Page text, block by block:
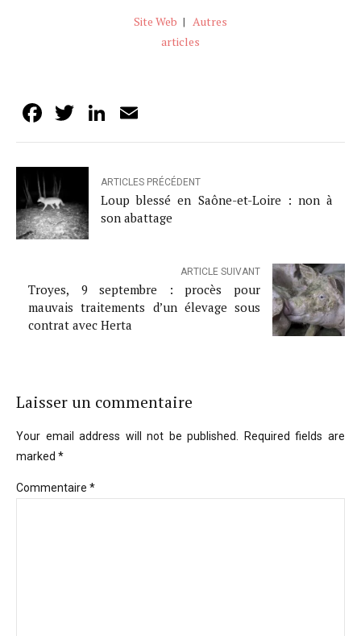
Site Web | Autres
articles
Facebook
TwitterLinkedIn
ARTICLES PRÉCÉDENT
Loup blessé en Saône-et-Loire : non à
son abattage
ARTICLE SUIVANT
Troyes, 9 septembre : procès pour
mauvais traitements d’un élevage sous
contrat avec Herta
Laisser un commentaire
Your email address will not be published. Required fields are
marked *
Commentaire *